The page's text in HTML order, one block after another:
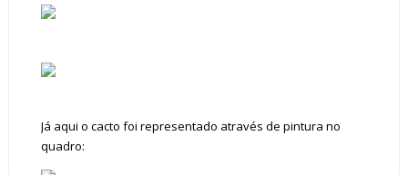
Já aqui o cacto foi representado através de pintura no
quadro: